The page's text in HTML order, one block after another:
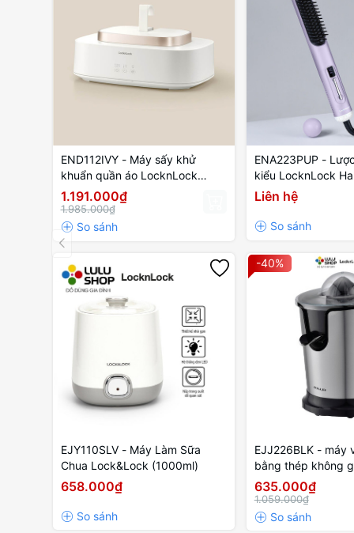
END112IVY - Máy sấy khử
khuẩn quần áo LocknLock
Cloth sterilizer dryer 220V~,
50HZ, 600W - Màu ngà
1.191.000₫
1.985.000₫
ENA223PUP -
kiểu LocknLock
brush 220V~,
Liên hệ
EJY110SLV - Máy Làm Sữa
Chua Lock&Lock (1000ml)
658.000₫
-40%
EJJ226BLK - máy
bằng thép không
50/60HZ, 85W -
635.000₫
1.059.000₫